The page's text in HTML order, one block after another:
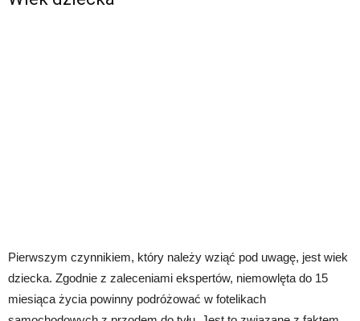
Pierwszym czynnikiem, który należy wziąć pod uwagę, jest wiek
dziecka. Zgodnie z zaleceniami ekspertów, niemowlęta do 15
miesiąca życia powinny podróżować w fotelikach